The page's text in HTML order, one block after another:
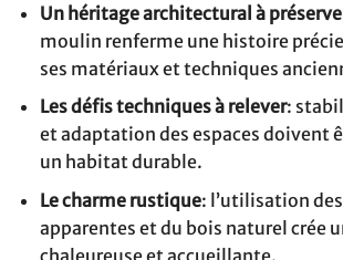
Un héritage architectural à
moulin renferme une histoire
ses matériaux et techniques
Les défis techniques à relever:
et adaptation des espaces doivent
un habitat durable.
Le charme rustique: l’utilisation
apparentes et du bois naturel crée
chaleureuse et accueillante.